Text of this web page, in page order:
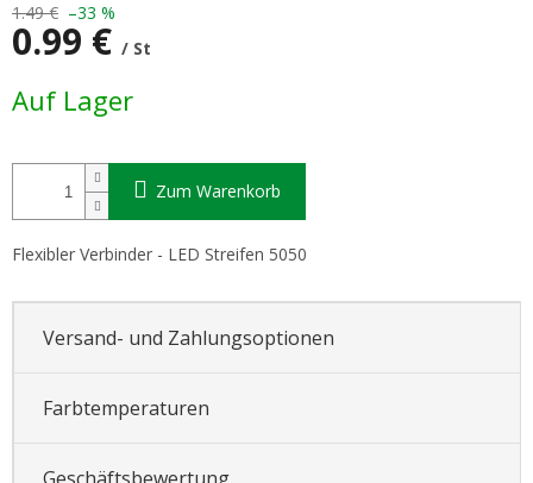
1.49 € –33 %
0.99 € / St
Auf Lager
Zum Warenkorb
Flexibler Verbinder - LED Streifen 5050
Versand- und Zahlungsoptionen
Farbtemperaturen